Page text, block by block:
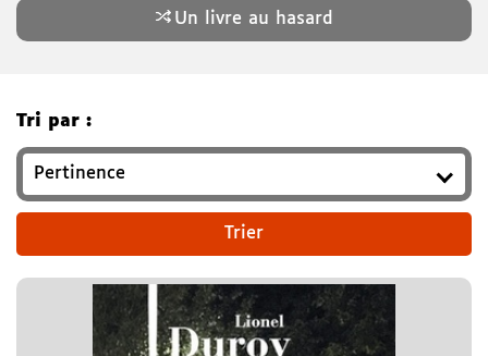
Un livre au hasard
Tri par :